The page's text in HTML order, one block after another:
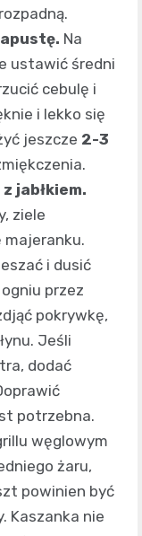
Na
ustawić średni
cebulę i
i lekko się
jeszcze 2-3
jabłkiem.
ziele
majeranku.
i dusić
przez
pokrywkę,
Jeśli
dodać
potrzebna.
węglowym
żaru,
powinien być
Kaszanka nie